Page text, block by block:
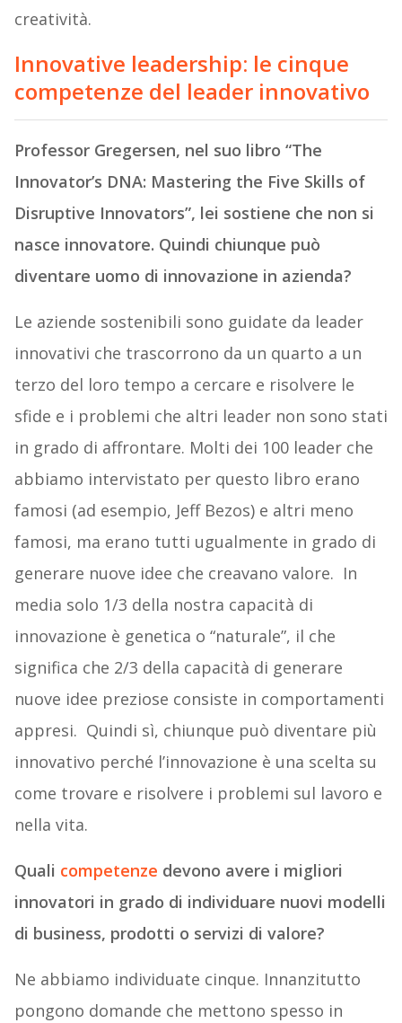
creatività.
Innovative leadership: le cinque
competenze del leader innovativo
Professor Gregersen, nel suo libro “The
Innovator’s DNA: Mastering the Five Skills of
Disruptive Innovators”, lei sostiene che non si
nasce innovatore. Quindi chiunque può
diventare uomo di innovazione in azienda?
Le aziende sostenibili sono guidate da leader
innovativi che trascorrono da un quarto a un
terzo del loro tempo a cercare e risolvere le
sfide e i problemi che altri leader non sono stati
in grado di affrontare. Molti dei 100 leader che
abbiamo intervistato per questo libro erano
famosi (ad esempio, Jeff Bezos) e altri meno
famosi, ma erano tutti ugualmente in grado di
generare nuove idee che creavano valore. In
media solo 1/3 della nostra capacità di
innovazione è genetica o “naturale”, il che
significa che 2/3 della capacità di generare
nuove idee preziose consiste in comportamenti
appresi. Quindi sì, chiunque può diventare più
innovativo perché l’innovazione è una scelta su
come trovare e risolvere i problemi sul lavoro e
nella vita.
Quali competenze devono avere i migliori
innovatori in grado di individuare nuovi modelli
di business, prodotti o servizi di valore?
Ne abbiamo individuate cinque. Innanzitutto
pongono domande che mettono spesso in